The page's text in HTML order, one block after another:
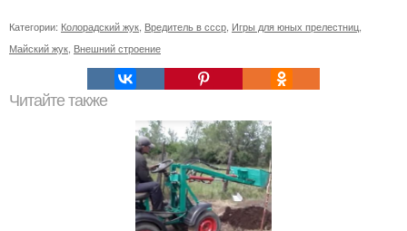
Категории: Колорадский жук, Вредитель в ссср, Игры для юных прелестниц,
Майский жук, Внешний строение
Читайте также